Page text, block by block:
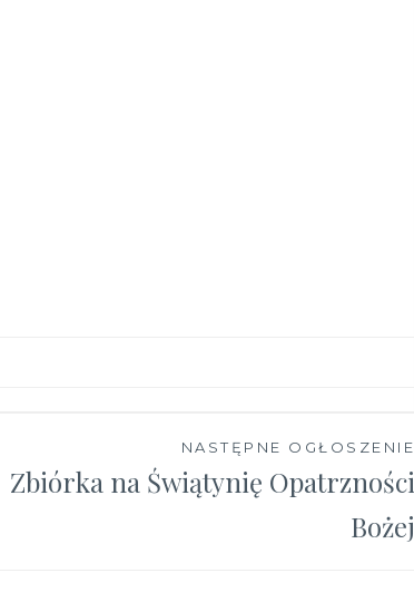
NASTĘPNE OGŁOSZENIE
Zbiórka na Świątynię Opatrzności
Bożej